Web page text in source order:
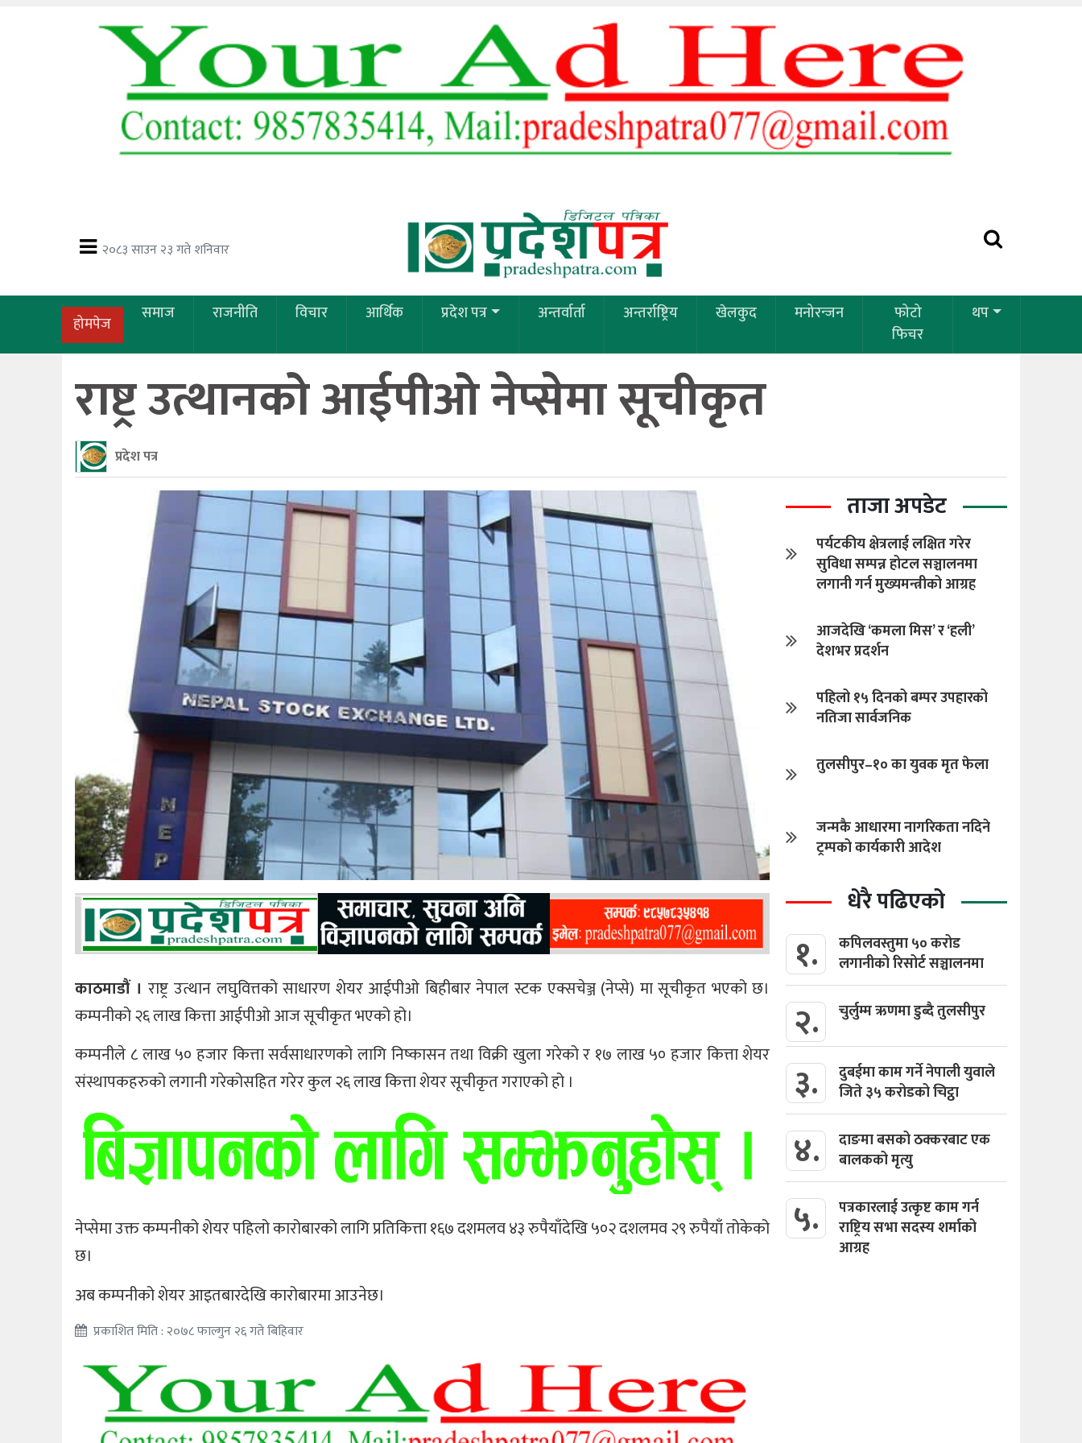
२०८३ साउन २३ गते शनिवार
होमपेज समाज राजनीति विचार आर्थिक प्रदेश पत्र अन्तर्वार्ता अन्तर्राष्ट्रिय खेलकुद मनोरन्जन
फोटो
फिचर
थप
राष्ट्र उत्थानको आईपीओ नेप्सेमा सूचीकृत
प्रदेश पत्र
काठमाडौं ।राष्ट्र उत्थान लघुवित्तको साधारण शेयर आईपीओ बिहीबार नेपाल स्टक एक्सचेञ्ज (नेप्से) मा सूचीकृत भएको छ।
कम्पनीको २६ लाख कित्ता आईपीओ आज सूचीकृत भएको हो।
कम्पनीले ८ लाख ५० हजार कित्ता सर्वसाधारणको लागि निष्कासन तथा विक्री खुला गरेको र १७ लाख ५० हजार कित्ता शेयर
संस्थापकहरुको लगानी गरेकोसहित गरेर कुल २६ लाख कित्ता शेयर सूचीकृत गराएको हो ।
नेप्सेमा उक्त कम्पनीको शेयर पहिलो कारोबारको लागि प्रतिकित्ता १६७ दशमलव ४३ रुपैयाँदेखि ५०२ दशलमव २९ रुपैयाँ तोकेको
छ।
अब कम्पनीको शेयर आइतबारदेखि कारोबारमा आउनेछ।
प्रकाशित मिति : २०७८ फाल्गुन २६ गते बिहिवार
ताजा अपडेट
पर्यटकीय क्षेत्रलाई लक्षित गरेर
सुविधा सम्पन्न होटल सञ्चालनमा
लगानी गर्न मुख्यमन्त्रीको आग्रह
आजदेखि ‘कमला मिस’ र ‘हली’
देशभर प्रदर्शन
पहिलो १५ दिनको बम्पर उपहारको
नतिजा सार्वजनिक
तुलसीपुर–१० का युवक मृत फेला
जन्मकै आधारमा नागरिकता नदिने
ट्रम्पको कार्यकारी आदेश
धेरै पढिएको
१.
कपिलवस्तुमा ५० करोड
लगानीको रिसोर्ट सञ्चालनमा
२. चुर्लुम्म ऋणमा डुब्दै तुलसीपुर
३.
दुबईमा काम गर्ने नेपाली युवाले
जिते ३५ करोडको चिट्ठा
४.
दाङमा बसको ठक्करबाट एक
बालकको मृत्यु
५.
पत्रकारलाई उत्कृष्ट काम गर्न
राष्ट्रिय सभा सदस्य शर्माको
आग्रह